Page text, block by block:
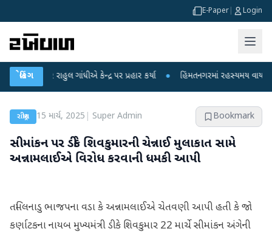
E-Paper Login
બ્રેકિંગ
રાહુલ ગાંધીએ કેન્દ્ર પર પ્રહાર કર્યા ● હિંમતનગરમાં રહસ્યમય વાયરસ કે ચાંદીપુરા?
રાષ્ટ્રીય 15 માર્ચ, 2025 Super Admin Bookmark
સીમાંકન પર ડીકે શિવકુમારની ચેન્નાઈ મુલાકાત સામે
અન્નામલાઈએ વિરોધ કરવાની ધમકી આપી
તમિલનાડુ ભાજપના વડા કે અન્નામલાઈએ ચેતવણી આપી હતી કે જો
કર્ણાટકના નાયબ મુખ્યમંત્રી ડીકે શિવકુમાર 22 માર્ચે સીમાંકન અંગેની